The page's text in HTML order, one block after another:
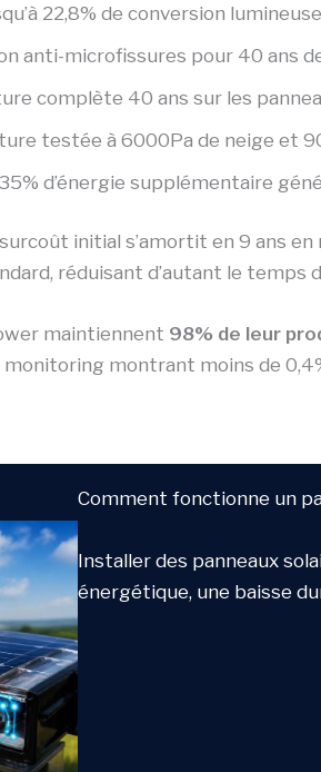
22,8% de conversion
anti-microfissures pour 40 ans
complète 40 ans sur les
testée à 6000Pa de neige et
35% d’énergie supplémentaire
initial s’amortit en 9 ans en
réduisant d’autant le
maintiennent 98% de leur
montrant moins de
Comment fonctionne un
Installer des panneaux
énergétique, une baisse